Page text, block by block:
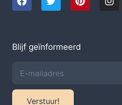
Blijf geïnformeerd
Verstuur!